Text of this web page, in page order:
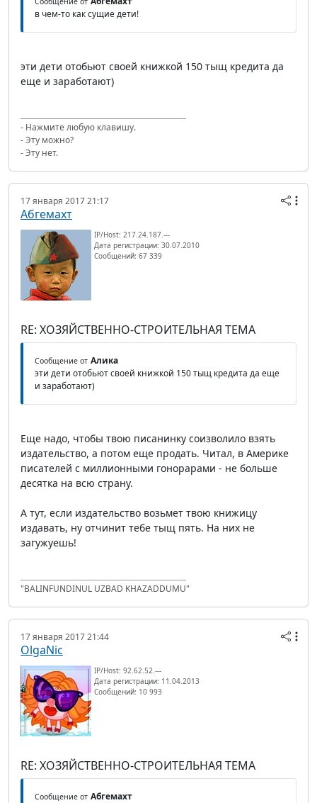
в чем-то как сущие дети!
эти дети отобьют своей книжкой 150 тыщ кредита да
еще и заработают)
- Нажмите любую клавишу.
- Эту можно?
- Эту нет.
17 января 2017 21:17
Абгемахт
IP/Host: 217.24.187.---
Дата регистрации: 30.07.2010
Сообщений: 67 339
RE: ХОЗЯЙСТВЕННО-СТРОИТЕЛЬНАЯ ТЕМА
Сообщение от Алика
эти дети отобьют своей книжкой 150 тыщ кредита да еще
и заработают)
Еще надо, чтобы твою писанинку соизволило взять
издательство, а потом еще продать. Читал, в Америке
писателей с миллионными гонорарами - не больше
десятка на всю страну.
А тут, если издательство возьмет твою книжицу
издавать, ну отчинит тебе тыщ пять. На них не
загужуешь!
"BALINFUNDINUL UZBAD KHAZADDUMU"
17 января 2017 21:44
OlgaNic
IP/Host: 92.62.52.---
Дата регистрации: 11.04.2013
Сообщений: 10 993
RE: ХОЗЯЙСТВЕННО-СТРОИТЕЛЬНАЯ ТЕМА
Сообщение от Абгемахт